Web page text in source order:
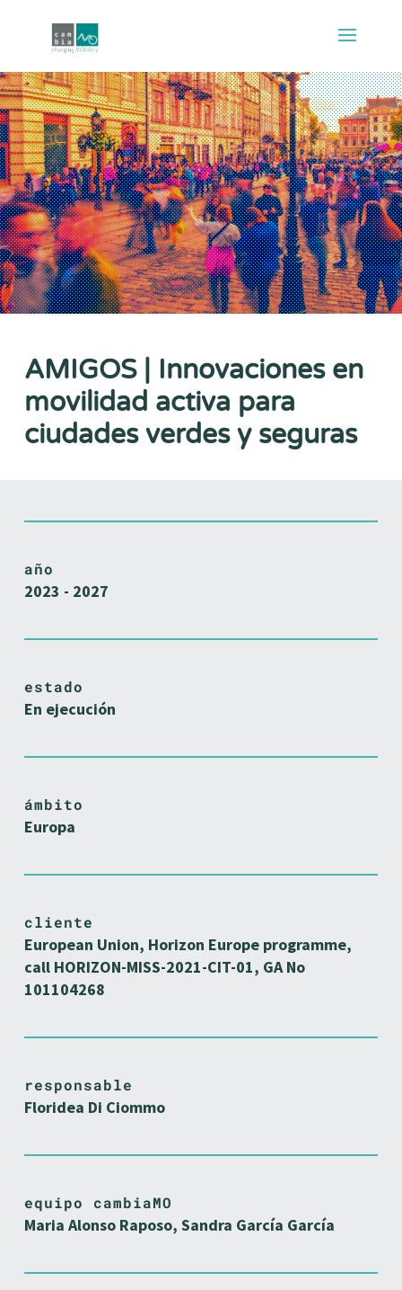
AMIGOS | Innovaciones en
movilidad activa para
ciudades verdes y seguras
año
2023 - 2027
estado
En ejecución
ámbito
Europa
cliente
European Union, Horizon Europe programme,
call HORIZON-MISS-2021-CIT-01, GA No
101104268
responsable
Floridea Di Ciommo
equipo cambiaMO
Maria Alonso Raposo, Sandra García García